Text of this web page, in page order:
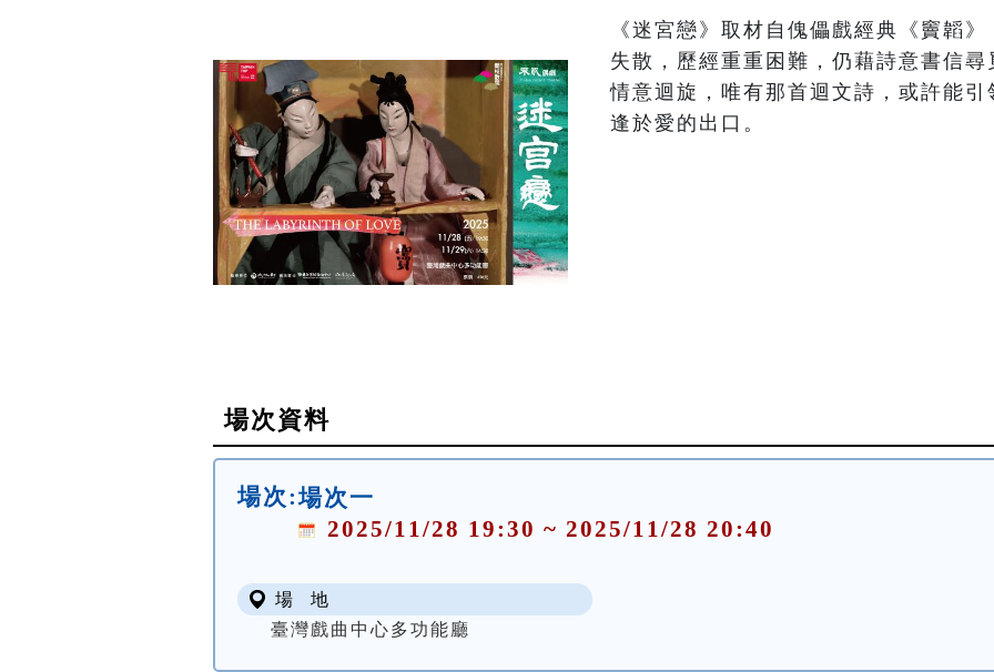
《迷宮戀》取材自傀儡戲經典《竇韜
失散，歷經重重困難，仍藉詩意書信尋
情意迴旋，唯有那首迴文詩，或許能
逢於愛的出口。
場次資料
場次:場次一
2025/11/28 19:30 ~ 2025/11/28 20:40
場 地
臺灣戲曲中心多功能廳